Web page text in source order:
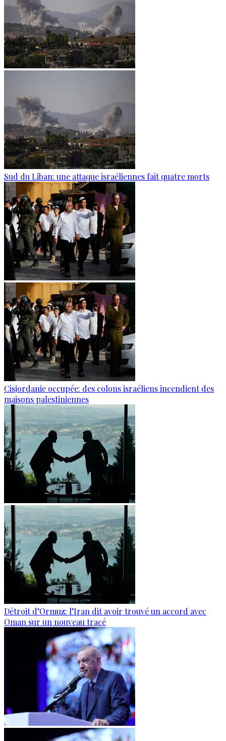
Sud du Liban: une attaque israéliennes fait quatre morts
Cisjordanie occupée: des colons israéliens incendient des
maisons palestiniennes
Détroit d’Ormuz: l’Iran dit avoir trouvé un accord avec
Oman sur un nouveau tracé